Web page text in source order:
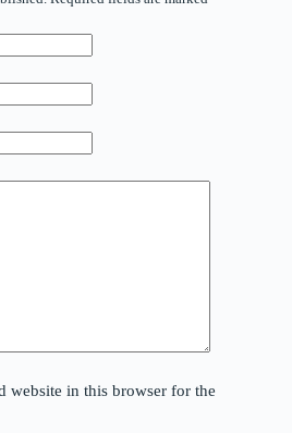
website in this browser for the